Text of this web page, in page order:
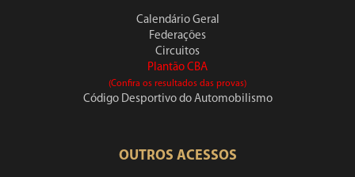
Calendário Geral
Federações
Circuitos
Plantão CBA
(Confira os resultados das provas)
Código Desportivo do Automobilismo
OUTROS ACESSOS